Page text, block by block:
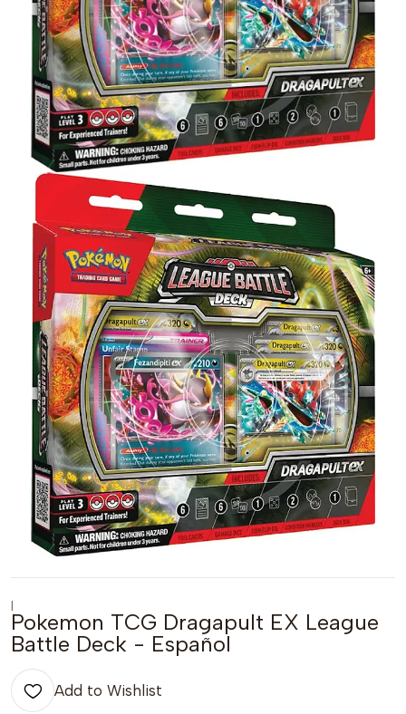
|
Pokemon TCG Dragapult EX League
Battle Deck - Español
Add to Wishlist